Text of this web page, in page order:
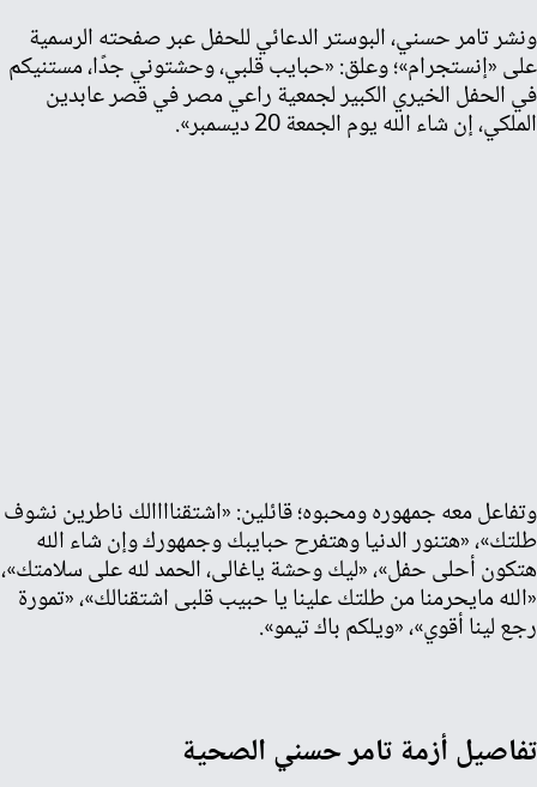
ونشر تامر حسني، البوستر الدعائي للحفل عبر صفحته الرسمية
على «إنستجرام»؛ وعلق: «حبايب قلبي، وحشتوني جدًا، مستنيكم
في الحفل الخيري الكبير لجمعية راعي مصر في قصر عابدين
الملكي، إن شاء الله يوم الجمعة 20 ديسمبر ».
وتفاعل معه جمهوره ومحبوه؛ قائلين: «اشتقناااالك ناطرين نشوف
طلتك»، «هتنور الدنيا وهتفرح حبايبك وجمهورك وإن شاء الله
هتكون أحلى حفل»، «ليك وحشة ياغالى، الحمد لله على سلامتك»،
«الله مايحرمنا من طلتك علينا يا حبيب قلبى اشتقنالك»، «تمورة
رجع لينا أقوي»، «ويلكم باك تيمو».
تفاصيل أزمة تامر حسني الصحية